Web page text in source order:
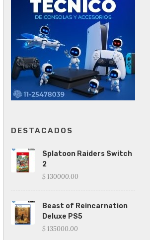
DESTACADOS
Splatoon Raiders Switch
2
$ 130000.00
Beast of Reincarnation
Deluxe PS5
$ 135000.00